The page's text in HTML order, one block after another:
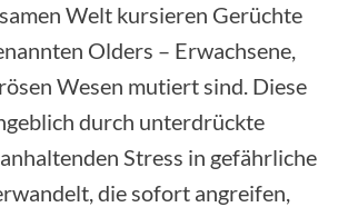
Welt kursieren Gerüchte
Olders – Erwachsene,
Wesen mutiert sind. Diese
durch unterdrückte
Stress in gefährliche
die sofort angreifen,